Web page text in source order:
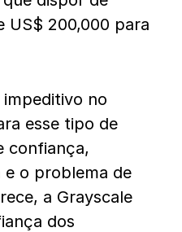
US$ 200,000 para
impeditivo no
esse tipo de
confiança,
e o problema de
a Grayscale
dos